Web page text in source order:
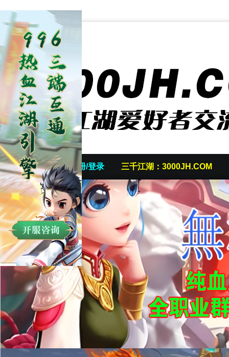
首页 发帖/注册/登录 三千江湖：3000JH.COM